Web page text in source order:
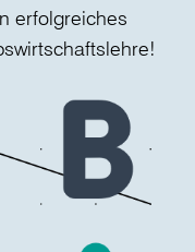
erfolgreiches